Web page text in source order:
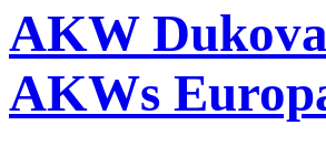
AKW
AKWs